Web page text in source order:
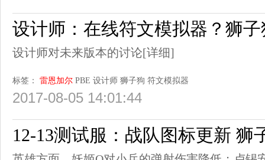
设计师：在线符文模拟器？狮
设计师对未来版本的讨论[详细]
标签： 雷恩加尔 PBE 设计师 狮子狗 符文模拟器
2017-08-05 14:01:44
12-13测试服：战队图标更新 狮